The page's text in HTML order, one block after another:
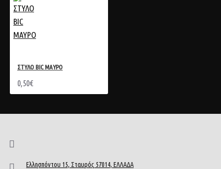
ΣΤΥΛΟ BIC ΜΑΥΡΟ
0,50€
Ελλησπόντου 15, Σταυρός 57014, ΕΛΛΑΔΑ